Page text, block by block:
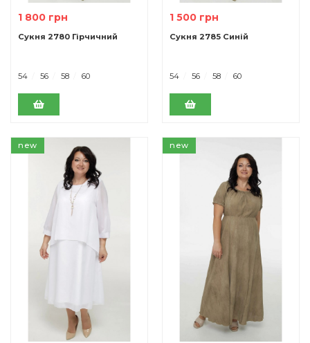
1 800 грн
Сукня 2780 Гірчичний
54 56 58 60
1 500 грн
Сукня 2785 Синій
54 56 58 60
new new